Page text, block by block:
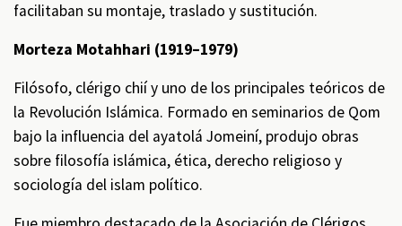
facilitaban su montaje, traslado y sustitución.
Morteza Motahhari (1919–1979)
Filósofo, clérigo chií y uno de los principales teóricos de
la Revolución Islámica. Formado en seminarios de Qom
bajo la influencia del ayatolá Jomeiní, produjo obras
sobre filosofía islámica, ética, derecho religioso y
sociología del islam político.